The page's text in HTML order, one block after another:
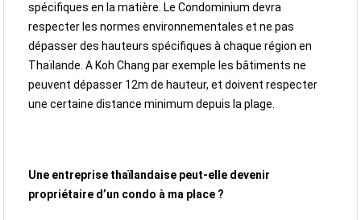
spécifiques en la matière. Le Condominium devra
respecter les normes environnementales et ne pas
dépasser des hauteurs spécifiques à chaque région en
Thaïlande. A Koh Chang par exemple les bâtiments ne
peuvent dépasser 12m de hauteur, et doivent respecter
une certaine distance minimum depuis la plage.
Une entreprise thaïlandaise peut-elle devenir
propriétaire d’un condo à ma place ?